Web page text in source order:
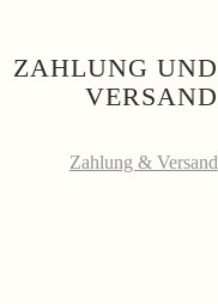
ZAHLUNG UND
VERSAND
Zahlung & Versand